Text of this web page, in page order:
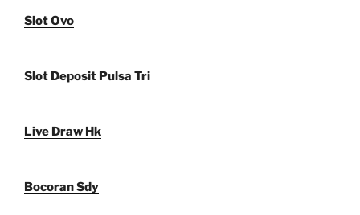
Slot Ovo
Slot Deposit Pulsa Tri
Live Draw Hk
Bocoran Sdy